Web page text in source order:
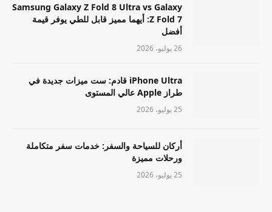
Samsung Galaxy Z Fold 8 Ultra vs Galaxy
Z Fold 7: أيهما مميز قابل للطي يوفر قيمة
أفضل
26 يوليو، 2026
iPhone Ultra قادم: ست ميزات جديدة في
طراز Apple عالي المستوى
25 يوليو، 2026
أركان للسياحة والسفر: خدمات سفر متكاملة
ورحلات مميزة
25 يوليو، 2026